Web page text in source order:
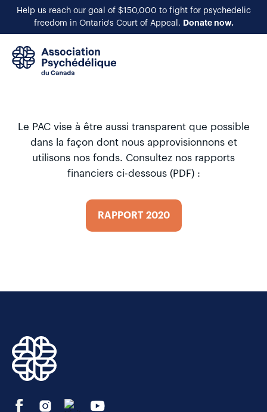
Help us reach our goal of $150,000 to fight for psychedelic
freedom in Ontario's Court of Appeal. Donate now.
Le PAC vise à être aussi transparent que possible
dans la façon dont nous approvisionnons et
utilisons nos fonds. Consultez nos rapports
financiers ci-dessous (PDF) :
RAPPORT 2020